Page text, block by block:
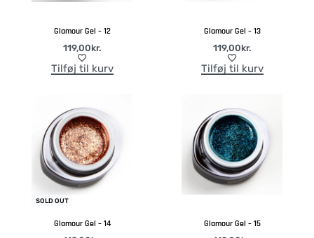
Glamour Gel – 12
119,00kr.
Tilføj til kurv
Glamour Gel – 13
119,00kr.
Tilføj til kurv
SOLD OUT
Glamour Gel – 14
Glamour Gel – 15